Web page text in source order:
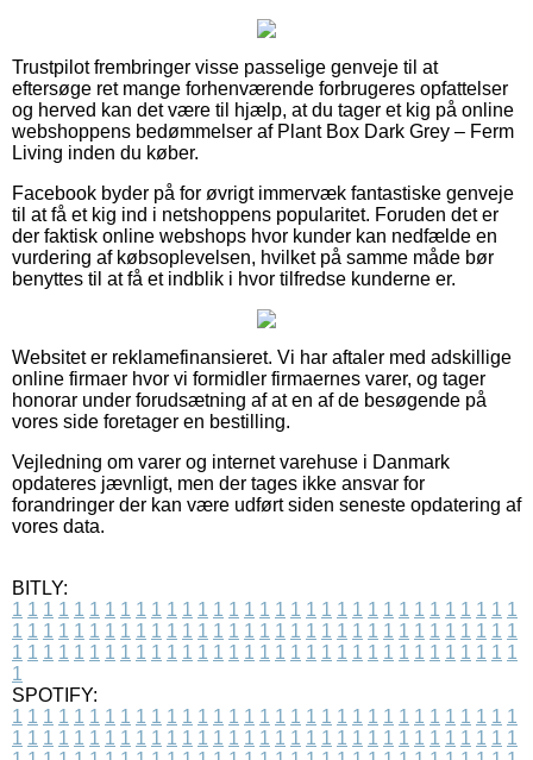
Trustpilot frembringer visse passelige genveje til at
eftersøge ret mange forhenværende forbrugeres opfattelser
og herved kan det være til hjælp, at du tager et kig på online
webshoppens bedømmelser af Plant Box Dark Grey – Ferm
Living inden du køber.
Facebook byder på for øvrigt immervæk fantastiske genveje
til at få et kig ind i netshoppens popularitet. Foruden det er
der faktisk online webshops hvor kunder kan nedfælde en
vurdering af købsoplevelsen, hvilket på samme måde bør
benyttes til at få et indblik i hvor tilfredse kunderne er.
Websitet er reklamefinansieret. Vi har aftaler med adskillige
online firmaer hvor vi formidler firmaernes varer, og tager
honorar under forudsætning af at en af de besøgende på
vores side foretager en bestilling.
Vejledning om varer og internet varehuse i Danmark
opdateres jævnligt, men der tages ikke ansvar for
forandringer der kan være udført siden seneste opdatering af
vores data.
BITLY:
1 1 1 1 1 1 1 1 1 1 1 1 1 1 1 1 1 1 1 1 1 1 1 1 1 1 1 1 1 1 1 1 1
1 1 1 1 1 1 1 1 1 1 1 1 1 1 1 1 1 1 1 1 1 1 1 1 1 1 1 1 1 1 1 1 1
1 1 1 1 1 1 1 1 1 1 1 1 1 1 1 1 1 1 1 1 1 1 1 1 1 1 1 1 1 1 1 1 1
1
SPOTIFY:
1 1 1 1 1 1 1 1 1 1 1 1 1 1 1 1 1 1 1 1 1 1 1 1 1 1 1 1 1 1 1 1 1
1 1 1 1 1 1 1 1 1 1 1 1 1 1 1 1 1 1 1 1 1 1 1 1 1 1 1 1 1 1 1 1 1